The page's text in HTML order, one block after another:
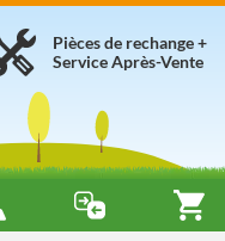
Pièces de rechange +
Service Après-Vente